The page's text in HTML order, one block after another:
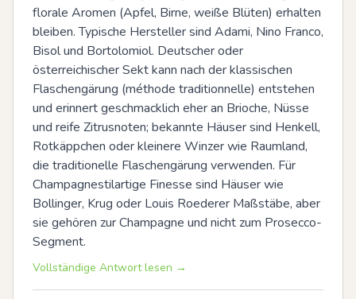
florale Aromen (Apfel, Birne, weiße Blüten) erhalten
bleiben. Typische Hersteller sind Adami, Nino Franco,
Bisol und Bortolomiol. Deutscher oder
österreichischer Sekt kann nach der klassischen
Flaschengärung (méthode traditionnelle) entstehen
und erinnert geschmacklich eher an Brioche, Nüsse
und reife Zitrusnoten; bekannte Häuser sind Henkell,
Rotkäppchen oder kleinere Winzer wie Raumland,
die traditionelle Flaschengärung verwenden. Für
Champagnestilartige Finesse sind Häuser wie
Bollinger, Krug oder Louis Roederer Maßstäbe, aber
sie gehören zur Champagne und nicht zum Prosecco-
Segment.
Vollständige Antwort lesen →